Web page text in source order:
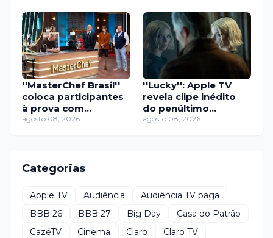
perturbadores
''MasterChef Brasil''
coloca participantes
à prova com
churrasco e
agosto 08, 2026
''Lucky'': Apple TV
revela clipe inédito
do penúltimo
episódio da
agosto 08, 2026
Categorias
Apple TV Audiência
Audiência TV paga
BBB 26
BBB 27 Big Day
Casa do Patrão
CazéTV
Cinema Claro
Claro TV